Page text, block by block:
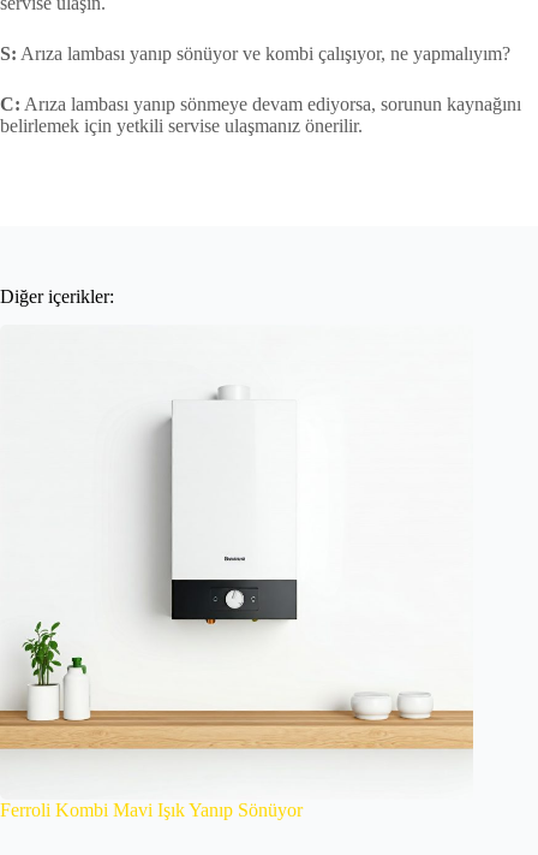
S: Arıza lambası yanıp sönüyor ve kombi çalışıyor, ne yapmalıyım?
C: Arıza lambası yanıp sönmeye devam ediyorsa, sorunun kaynağını
belirlemek için yetkili servise ulaşmanız önerilir.
Diğer içerikler:
Ferroli Kombi Mavi Işık Yanıp Sönüyor